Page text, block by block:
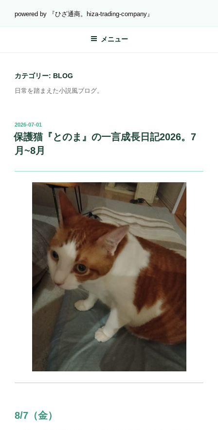
テ
ツ
powered by 『ひざ通商。hiza-trading-company』
メニュー
カテゴリー: BLOG
日常を踏まえた小説風ブログ。
投
稿
日:
2026-07-01
保護猫『とのま』の一言成長日記2026。7
月~8月
8/7（金）